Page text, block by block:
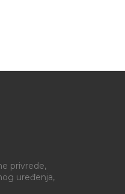
privrede,
uređenja,